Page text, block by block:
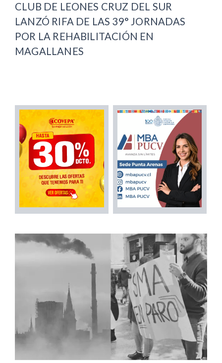
CLUB DE LEONES CRUZ DEL SUR
LANZÓ RIFA DE LAS 39° JORNADAS
POR LA REHABILITACIÓN EN
MAGALLANES